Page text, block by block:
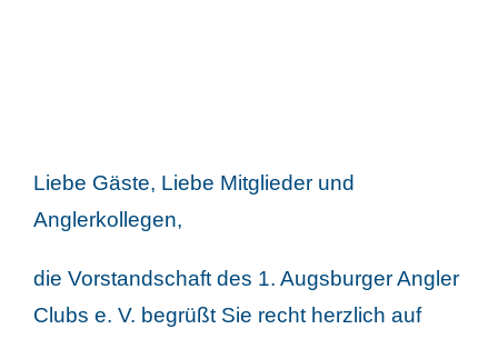
Liebe Gäste, Liebe Mitglieder und
Anglerkollegen,
die Vorstandschaft des 1. Augsburger Angler
Clubs e. V. begrüßt Sie recht herzlich auf